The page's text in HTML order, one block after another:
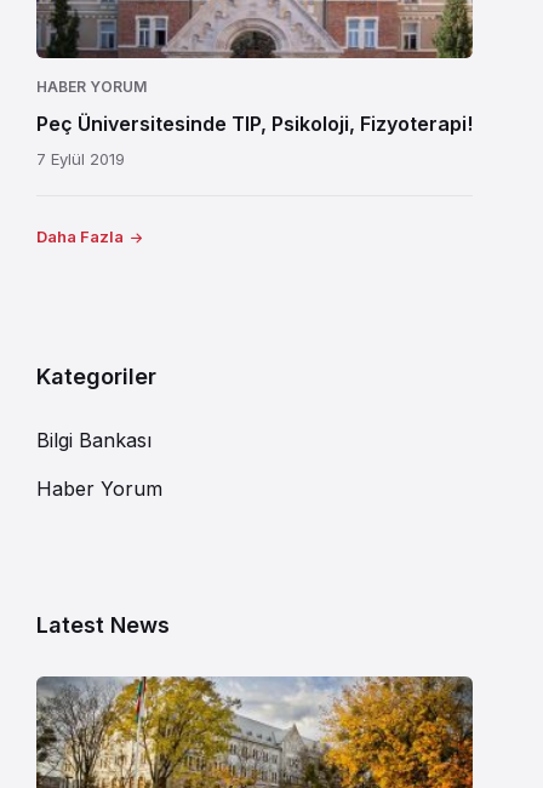
HABER YORUM
Peç Üniversitesinde TIP, Psikoloji, Fizyoterapi!
7 Eylül 2019
Daha Fazla
Kategoriler
Bilgi Bankası
Haber Yorum
Latest News